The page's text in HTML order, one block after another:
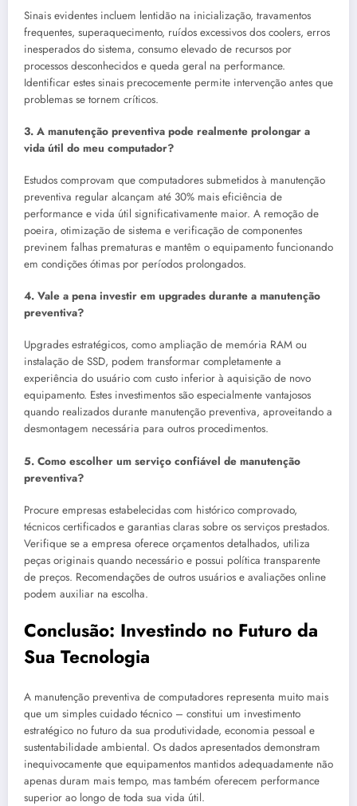
Sinais evidentes incluem lentidão na inicialização, travamentos
frequentes, superaquecimento, ruídos excessivos dos coolers, erros
inesperados do sistema, consumo elevado de recursos por
processos desconhecidos e queda geral na performance.
Identificar estes sinais precocemente permite intervenção antes que
problemas se tornem críticos.
3. A manutenção preventiva pode realmente prolongar a
vida útil do meu computador?
Estudos comprovam que computadores submetidos à manutenção
preventiva regular alcançam até 30% mais eficiência de
performance e vida útil significativamente maior. A remoção de
poeira, otimização de sistema e verificação de componentes
previnem falhas prematuras e mantêm o equipamento funcionando
em condições ótimas por períodos prolongados.
4. Vale a pena investir em upgrades durante a manutenção
preventiva?
Upgrades estratégicos, como ampliação de memória RAM ou
instalação de SSD, podem transformar completamente a
experiência do usuário com custo inferior à aquisição de novo
equipamento. Estes investimentos são especialmente vantajosos
quando realizados durante manutenção preventiva, aproveitando a
desmontagem necessária para outros procedimentos.
5. Como escolher um serviço confiável de manutenção
preventiva?
Procure empresas estabelecidas com histórico comprovado,
técnicos certificados e garantias claras sobre os serviços prestados.
Verifique se a empresa oferece orçamentos detalhados, utiliza
peças originais quando necessário e possui política transparente
de preços. Recomendações de outros usuários e avaliações online
podem auxiliar na escolha.
Conclusão: Investindo no Futuro da
Sua Tecnologia
A manutenção preventiva de computadores representa muito mais
que um simples cuidado técnico – constitui um investimento
estratégico no futuro da sua produtividade, economia pessoal e
sustentabilidade ambiental. Os dados apresentados demonstram
inequivocamente que equipamentos mantidos adequadamente não
apenas duram mais tempo, mas também oferecem performance
superior ao longo de toda sua vida útil.